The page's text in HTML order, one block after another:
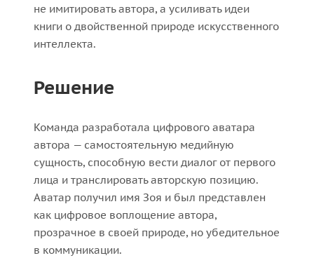
не имитировать автора, а усиливать идеи
книги о двойственной природе искусственного
интеллекта.
Решение
Команда разработала цифрового аватара
автора — самостоятельную медийную
сущность, способную вести диалог от первого
лица и транслировать авторскую позицию.
Аватар получил имя Зоя и был представлен
как цифровое воплощение автора,
прозрачное в своей природе, но убедительное
в коммуникации.